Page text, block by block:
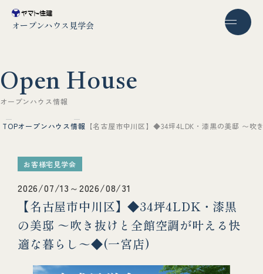
オープンハウス見学会
Open House
オー プンハ ウ ス情報
TOPオープンハウス情報 【名古屋市中川区】◆34坪4LDK・漆黒の美邸 〜
お客様宅見学会
2026/07/13～2026/08/31
【名古屋市中川区】◆34坪4LDK・漆黒
の美邸 〜吹き抜けと全館空調が叶える快
適な暮らし〜◆(一宮店)